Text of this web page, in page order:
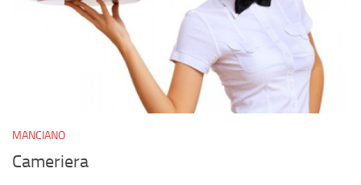
MANCIANO
Cameriera